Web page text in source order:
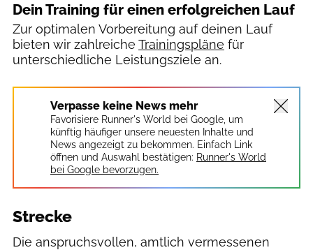
Dein Training für einen erfolgreichen Lauf
Zur optimalen Vorbereitung auf deinen Lauf
bieten wir zahlreiche Trainingspläne für
unterschiedliche Leistungsziele an.
Verpasse keine News mehr
Favorisiere Runner's World bei Google, um
künftig häufiger unsere neuesten Inhalte und
News angezeigt zu bekommen. Einfach Link
öffnen und Auswahl bestätigen: Runner's World
bei Google bevorzugen.
Strecke
Die anspruchsvollen, amtlich vermessenen